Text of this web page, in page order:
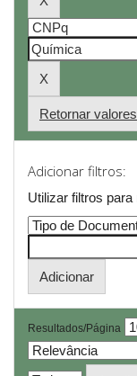
Retornar valores
Adicionar filtros:
Utilizar filtros
Resultados/Página